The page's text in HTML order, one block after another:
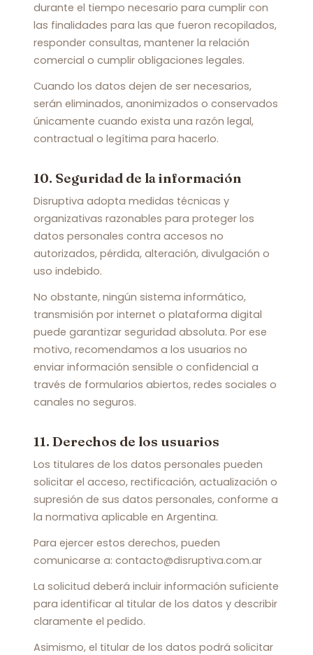
durante el tiempo necesario para cumplir con
las finalidades para las que fueron recopilados,
responder consultas, mantener la relación
comercial o cumplir obligaciones legales.
Cuando los datos dejen de ser necesarios,
serán eliminados, anonimizados o conservados
únicamente cuando exista una razón legal,
contractual o legítima para hacerlo.
10. Seguridad de la información
Disruptiva adopta medidas técnicas y
organizativas razonables para proteger los
datos personales contra accesos no
autorizados, pérdida, alteración, divulgación o
uso indebido.
No obstante, ningún sistema informático,
transmisión por internet o plataforma digital
puede garantizar seguridad absoluta. Por ese
motivo, recomendamos a los usuarios no
enviar información sensible o confidencial a
través de formularios abiertos, redes sociales o
canales no seguros.
11. Derechos de los usuarios
Los titulares de los datos personales pueden
solicitar el acceso, rectificación, actualización o
supresión de sus datos personales, conforme a
la normativa aplicable en Argentina.
Para ejercer estos derechos, pueden
comunicarse a: contacto@disruptiva.com.ar
La solicitud deberá incluir información suficiente
para identificar al titular de los datos y describir
claramente el pedido.
Asimismo, el titular de los datos podrá solicitar